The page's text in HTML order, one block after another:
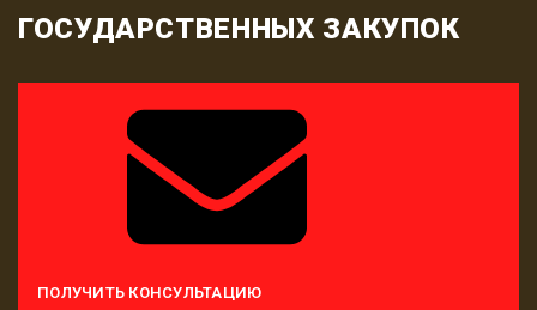
ГОСУДАРСТВЕННЫХ ЗАКУПОК
ПОЛУЧИТЬ КОНСУЛЬТАЦИЮ